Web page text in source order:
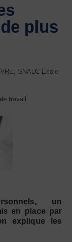
plus
SNALC École
travail
un
en place par
explique les